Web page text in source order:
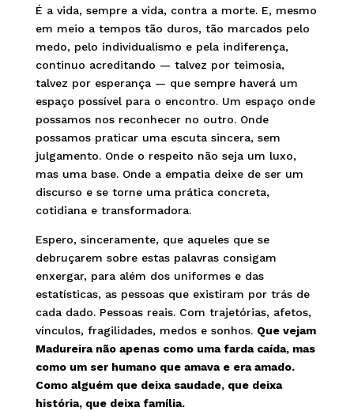
É a vida, sempre a vida, contra a morte. E, mesmo
em meio a tempos tão duros, tão marcados pelo
medo, pelo individualismo e pela indiferença,
continuo acreditando — talvez por teimosia,
talvez por esperança — que sempre haverá um
espaço possível para o encontro. Um espaço onde
possamos nos reconhecer no outro. Onde
possamos praticar uma escuta sincera, sem
julgamento. Onde o respeito não seja um luxo,
mas uma base. Onde a empatia deixe de ser um
discurso e se torne uma prática concreta,
cotidiana e transformadora.
Espero, sinceramente, que aqueles que se
debruçarem sobre estas palavras consigam
enxergar, para além dos uniformes e das
estatísticas, as pessoas que existiram por trás de
cada dado. Pessoas reais. Com trajetórias, afetos,
vínculos, fragilidades, medos e sonhos. Que vejam
Madureira não apenas como uma farda caída, mas
como um ser humano que amava e era amado.
Como alguém que deixa saudade, que deixa
história, que deixa família.